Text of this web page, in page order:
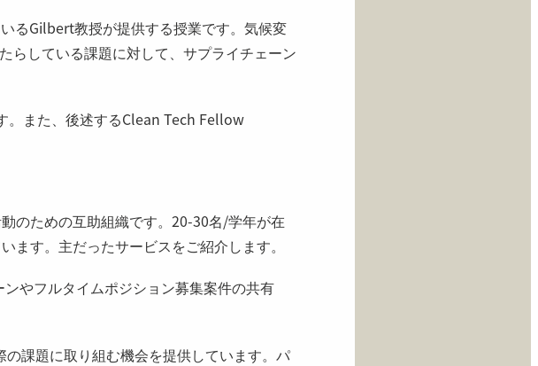
るGilbert教授が提供する授業です。気候変
らしている課題に対して、サプライチェーン
。また、後述するClean Tech Fellow
のための互助組織です。20-30名/学年が在
す。主だったサービスをご紹介します。
やフルタイムポジション募集案件の共有
課題に取り組む機会を提供しています。パ